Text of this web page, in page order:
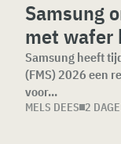
Samsung
met wafer
Samsung heeft
(FMS) 2026 een
voor...
MELS DEES 2